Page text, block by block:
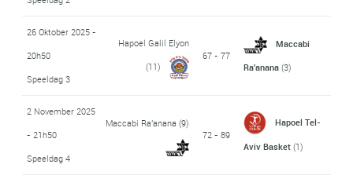
26 Oktober 2025 -
20h50
Speeldag 3
Hapoel Galil Elyon
(11)
67 - 77
Maccabi
Ra'anana(3)
2 November 2025
- 21h50
Speeldag 4
Maccabi Ra'anana (9)
72 - 89
Hapoel Tel-
Aviv Basket(1)